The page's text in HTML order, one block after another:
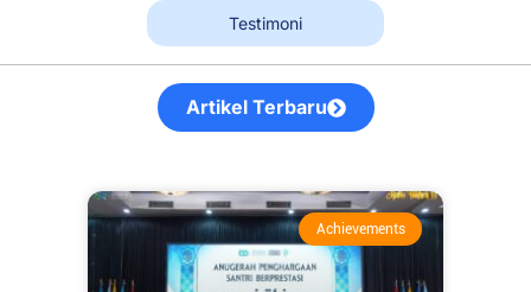
Testimoni
Artikel Terbaru
Achievements